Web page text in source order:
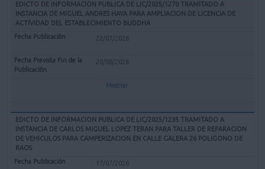
EDICTO DE INFORMACION PUBLICA DE LIC/2025/1270 TRAMITADO A
INSTANCIA DE MIGUEL ANDRES HAYA PARA AMPLIACION DE LICENCIA DE
ACTIVIDAD DEL ESTABLECIMIENTO BUDDHA
22/07/2026
20/08/2026
Mostrar
EDICTO DE INFORMACION PUBLICA DE LIC/2025/1235 TRAMITADO A
INSTANCIA DE CARLOS MIGUEL LOPEZ TERAN PARA TALLER DE REPARACION
DE VEHICULOS PARA CAMPERIZACION EN CALLE GALERA 26 POLIGONO DE
RAOS
17/07/2026